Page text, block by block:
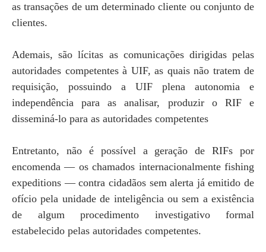
as transações de um determinado cliente ou conjunto de
clientes.
Ademais, são lícitas as comunicações dirigidas pelas
autoridades competentes à UIF, as quais não tratem de
requisição, possuindo a UIF plena autonomia e
independência para as analisar, produzir o RIF e
disseminá-lo para as autoridades competentes
Entretanto, não é possível a geração de RIFs por
encomenda — os chamados internacionalmente fishing
expeditions — contra cidadãos sem alerta já emitido de
ofício pela unidade de inteligência ou sem a existência
de algum procedimento investigativo formal
estabelecido pelas autoridades competentes.